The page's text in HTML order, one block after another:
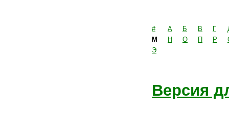
# А Б В Г
М
Н О П Р
Э
Версия